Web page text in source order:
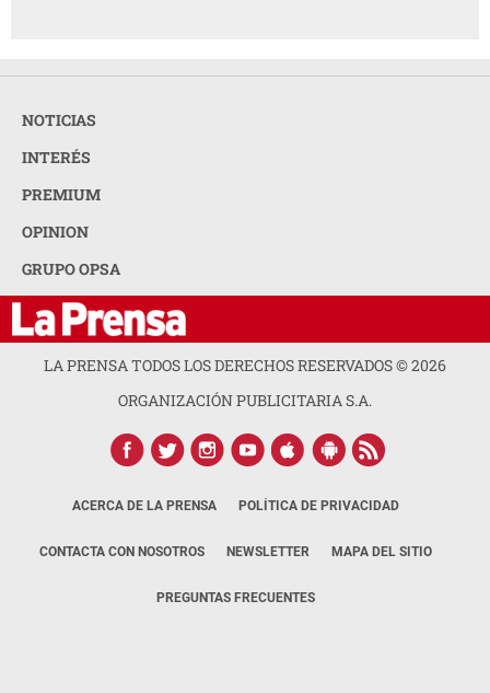
NOTICIAS
INTERÉS
PREMIUM
OPINION
GRUPO OPSA
LA PRENSA TODOS LOS DERECHOS RESERVADOS ©2026
ORGANIZACIÓN PUBLICITARIA S.A.
ACERCA DE LA PRENSA POLÍTICA DE PRIVACIDAD
CONTACTA CON NOSOTROS NEWSLETTER MAPA DEL SITIO
PREGUNTAS FRECUENTES